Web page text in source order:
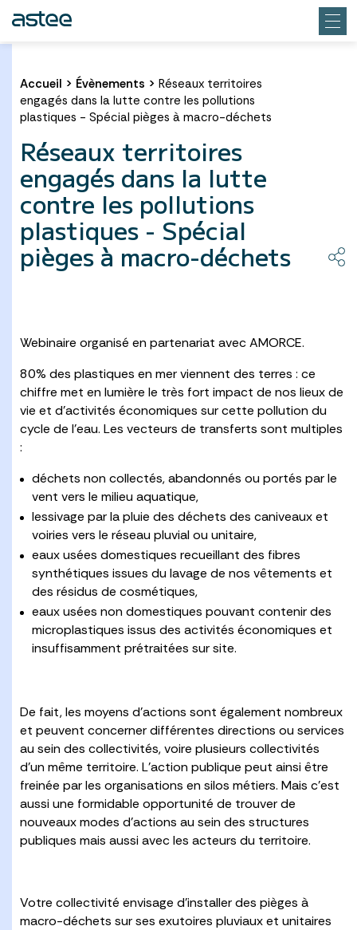
Accueil > Évènements > Réseaux territoires
engagés dans la lutte contre les pollutions
plastiques - Spécial pièges à macro-déchets
Réseaux territoires
engagés dans la lutte
contre les pollutions
plastiques - Spécial
pièges à macro-déchets
Webinaire organisé en partenariat avec AMORCE.
80% des plastiques en mer viennent des terres : ce
chiffre met en lumière le très fort impact de nos lieux de
vie et d’activités économiques sur cette pollution du
cycle de l’eau. Les vecteurs de transferts sont multiples
:
déchets non collectés, abandonnés ou portés par le
vent vers le milieu aquatique,
lessivage par la pluie des déchets des caniveaux et
voiries vers le réseau pluvial ou unitaire,
eaux usées domestiques recueillant des fibres
synthétiques issues du lavage de nos vêtements et
des résidus de cosmétiques,
eaux usées non domestiques pouvant contenir des
microplastiques issus des activités économiques et
insuffisamment prétraitées sur site.
De fait, les moyens d’actions sont également nombreux
et peuvent concerner différentes directions ou services
au sein des collectivités, voire plusieurs collectivités
d’un même territoire. L’action publique peut ainsi être
freinée par les organisations en silos métiers. Mais c’est
aussi une formidable opportunité de trouver de
nouveaux modes d’actions au sein des structures
publiques mais aussi avec les acteurs du territoire.
Votre collectivité envisage d’installer des pièges à
macro-déchets sur ses exutoires pluviaux et unitaires